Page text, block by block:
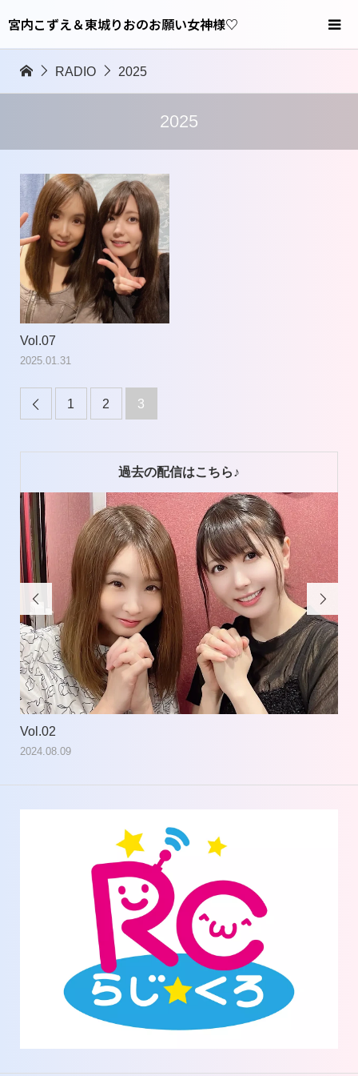
宮内こずえ＆東城りおのお願い女神様♡
RADIO 2025
2025
Vol.07
2025.01.31
 1 2 3
過去の配信はこちら♪

Vol.02
2024.08.09
